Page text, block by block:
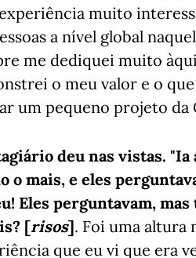
muito
a nível global
me dediquei muito
o meu valor e o
um pequeno projeto da
deu nas vistas.
o mais, e eles
Eles perguntavam,
[risos]. Foi uma altura
que eu vi que era